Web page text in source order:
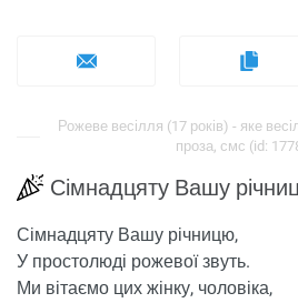
Рожеве весілля (17 років) - яке
проза, смс (id:
Сімнадцяту Вашу
Сімнадцяту Вашу річницю,
У простолюді рожевої звуть.
Ми вітаємо цих жінку, чоловіка,